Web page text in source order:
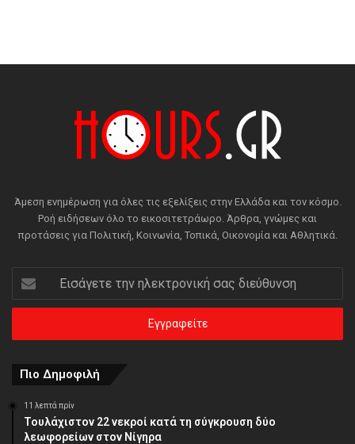
Άμεση ενημέρωση για όλες τις εξελίξεις στην Ελλάδα και τον κόσμο.
Ροή ειδήσεων όλο το εικοσιτετράωρο. Άρθρα, γνώμες και
προτάσεις για Πολιτική, Κοινωνία, Τοπικά, Οικονομία και Αθλητικά.
την
ηλεκτρονική
διεύθυνση
Πιο Δημοφιλή
11 λεπτά πρίν
Τουλάχιστον 22 νεκροί κατά τη σύγκρουση δύο
λεωφορείων στον Νίγηρα